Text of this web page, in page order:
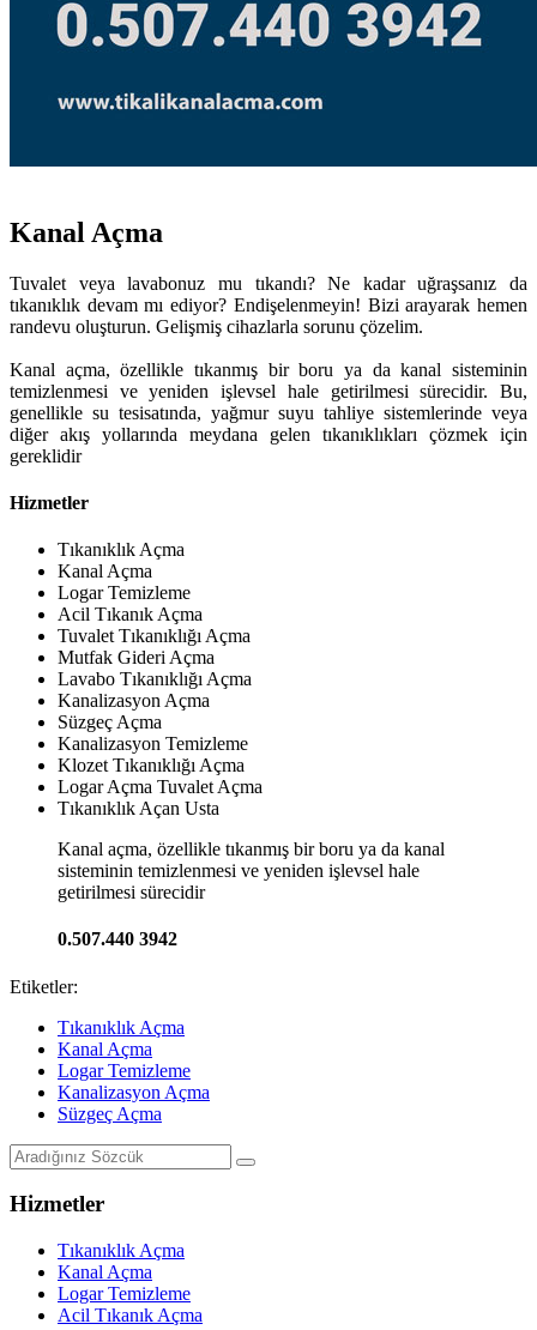
Kanal Açma
Tuvalet veya lavabonuz mu tıkandı? Ne kadar uğraşsanız da
tıkanıklık devam mı ediyor? Endişelenmeyin! Bizi arayarak hemen
randevu oluşturun. Gelişmiş cihazlarla sorunu çözelim.
Kanal açma, özellikle tıkanmış bir boru ya da kanal sisteminin
temizlenmesi ve yeniden işlevsel hale getirilmesi sürecidir. Bu,
genellikle su tesisatında, yağmur suyu tahliye sistemlerinde veya
diğer akış yollarında meydana gelen tıkanıklıkları çözmek için
gereklidir
Hizmetler
Tıkanıklık Açma
Kanal Açma
Logar Temizleme
Acil Tıkanık Açma
Tuvalet Tıkanıklığı Açma
Mutfak Gideri Açma
Lavabo Tıkanıklığı Açma
Kanalizasyon Açma
Süzgeç Açma
Kanalizasyon Temizleme
Klozet Tıkanıklığı Açma
Logar Açma Tuvalet Açma
Tıkanıklık Açan Usta
Kanal açma, özellikle tıkanmış bir boru ya da kanal
sisteminin temizlenmesi ve yeniden işlevsel hale
getirilmesi sürecidir
0.507.440 3942
Etiketler:
Tıkanıklık Açma
Kanal Açma
Logar Temizleme
Kanalizasyon Açma
Süzgeç Açma
Hizmetler
Tıkanıklık Açma
Kanal Açma
Logar Temizleme
Acil Tıkanık Açma